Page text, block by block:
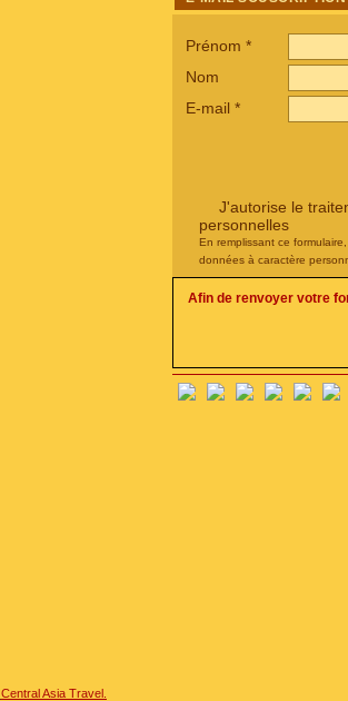
Prénom *
Nom
E-mail *
J'autorise le
personnelles
En remplissant ce
données à caractère
Afin de renvoyer votre
Central Asia Travel.